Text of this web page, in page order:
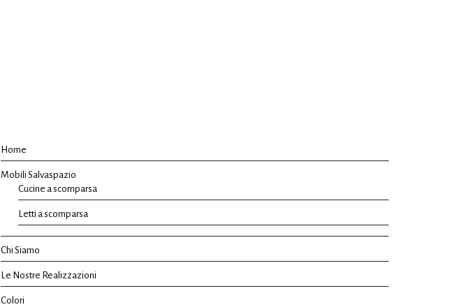
Home
Mobili Salvaspazio
Cucine a scomparsa
Letti a scomparsa
Chi Siamo
Le Nostre Realizzazioni
Colori